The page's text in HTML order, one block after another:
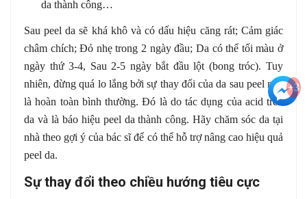
da thành công…
Sau peel da sẽ khá khô và có dấu hiệu căng rát; Cảm giác
châm chích; Đỏ nhẹ trong 2 ngày đầu; Da có thể tối màu ở
ngày thứ 3-4, Sau 2-5 ngày bắt đầu lột (bong tróc). Tuy
nhiên, đừng quá lo lắng bởi sự thay đổi của da sau peel này
là hoàn toàn bình thường. Đó là do tác dụng của acid trên
da và là báo hiệu peel da thành công. Hãy chăm sóc da tại
nhà theo gợi ý của bác sĩ để có thể hỗ trợ nâng cao hiệu quả
peel da.
Sự thay đổi theo chiều hướng tiêu cực
+3